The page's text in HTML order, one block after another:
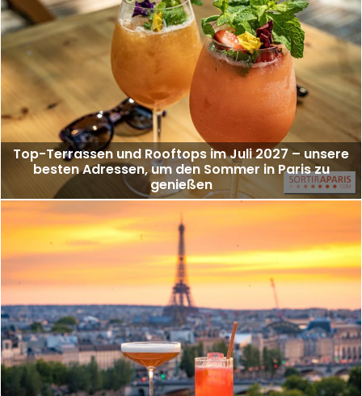
Top-Terrassen und Rooftops im Juli 2027 – unsere
besten Adressen, um den Sommer in Paris zu
genießen